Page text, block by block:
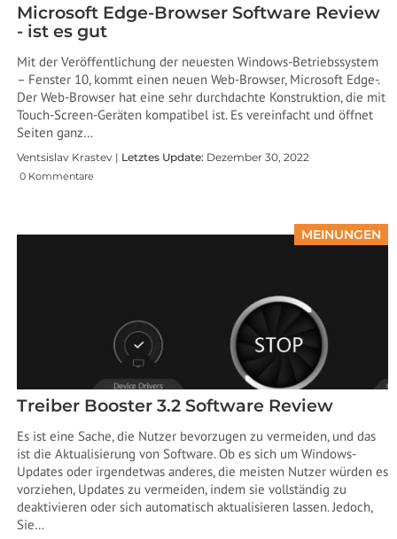
Microsoft Edge-Browser Software Review
- ist es gut
Mit der Veröffentlichung der neuesten Windows-Betriebssystem
– Fenster 10, kommt einen neuen Web-Browser, Microsoft Edge-.
Der Web-Browser hat eine sehr durchdachte Konstruktion, die mit
Touch-Screen-Geräten kompatibel ist. Es vereinfacht und öffnet
Seiten ganz…
Ventsislav Krastev | Letztes Update: Dezember 30, 2022
0 Kommentare
MEINUNGEN
Treiber Booster 3.2 Software Review
Es ist eine Sache, die Nutzer bevorzugen zu vermeiden, und das
ist die Aktualisierung von Software. Ob es sich um Windows-
Updates oder irgendetwas anderes, die meisten Nutzer würden es
vorziehen, Updates zu vermeiden, indem sie vollständig zu
deaktivieren oder sich automatisch aktualisieren lassen. Jedoch,
Sie…